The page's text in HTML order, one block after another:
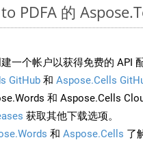
PDFA 的
一个帐户以获得免费的 API
GitHub 和 Aspose.Cells
和 Aspose.Cells
获取其他下载选项。
和 Aspose.Cells 了